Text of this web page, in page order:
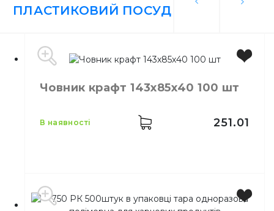
ПЛАСТИКОВИЙ ПОСУД
Човник крафт 143х85х40 100 шт
в наявності 251.01